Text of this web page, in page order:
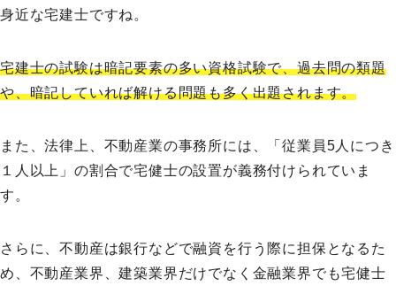
身近な宅建士ですね。
宅建士の試験は暗記要素の多い資格試験で、過去問の類題
や、暗記していれば解ける問題も多く出題されます。
また、法律上、不動産業の事務所には、「従業員5人につき
１人以上」の割合で宅健士の設置が義務付けられていま
す。
さらに、不動産は銀行などで融資を行う際に担保となるた
め、不動産業界、建築業界だけでなく金融業界でも宅健士